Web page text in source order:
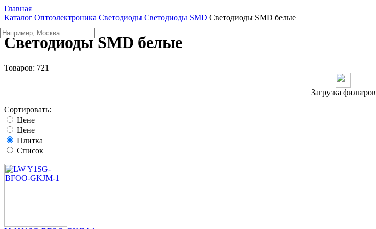
Главная
Каталог Oптоэлектроника Светодиоды Светодиоды SMD Светодиоды SMD белые
Светодиоды SMD белые
Товаров: 721
Загрузка фильтров
Сортировать:
Цене
Цене
Плитка
Список